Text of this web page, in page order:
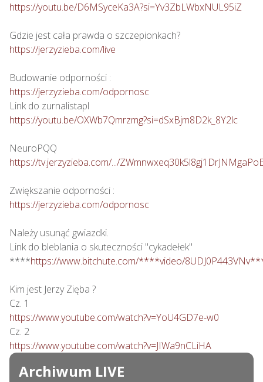
https://youtu.be/D6MSyceKa3A?si=Yv3ZbLWbxNUL95iZ
https://jerzyzieba.com/live
https://jerzyzieba.com/odpornosc
https://youtu.be/OXWb7Qmrzmg?si=dSxBjm8D2k_8Y2lc
https://tv.jerzyzieba.com/.../
https://jerzyzieba.com/odpornosc
Należy usunąć gwiazdki.
Link do bleblania o skuteczności "cykadełek"
****https://www.bitchute.com/****video/
Kim jest Jerzy Zięba ?
https://www.youtube.com/watch?v=YoU4GD7e-w0
https://www.youtube.com/watch?v=JIWa9nCLiHA
Archiwum LIVE